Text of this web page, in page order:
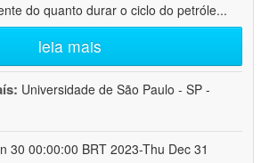
do quanto durar o ciclo do petróle...
leia mais
Universidade de São Paulo - SP -
30 00:00:00 BRT 2023-Thu Dec 31